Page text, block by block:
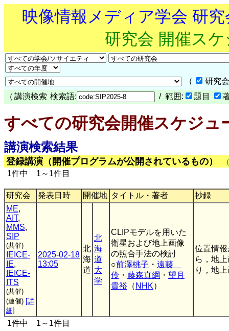
映像情報メディア学会 研
研究会 開催ス
（
研究
（ 講演検索 検索語: / 範囲: 題目
すべての研究会開催スケジュ
講演検索結果
登録講演（開催プログラムが公開されているもの）
1件中 1～1件目
研究会 発表日時 開催地 タイトル・著者
抄録
ME,
AIT,
MMS,
SIP
(共催)
IEICE-
IE,
IEICE-
ITS
(共催)
(連催) [詳
細]
2025-02-18
13:05
北
海
道
北
海
道
大
学
CLIPモデルを用いた
衛星および地上画像
の照合手法の検討
○前澤桃子 ・ 遠藤
伶 ・ 藤森真綱 ・ 望月
貴裕 （ NHK）
位置情
ら，地
り，地
1件中 1～1件目